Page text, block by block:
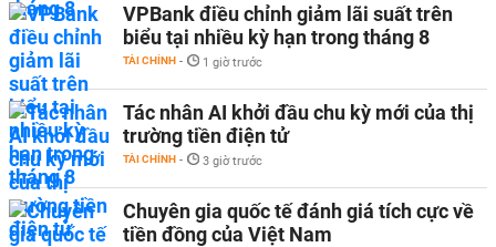
VPBank điều chỉnh giảm lãi suất trên
biểu tại nhiều kỳ hạn trong tháng 8
TÀI CHÍNH - 1 giờ trước
Tác nhân AI khởi đầu chu kỳ mới của thị
trường tiền điện tử
TÀI CHÍNH - 3 giờ trước
Chuyên gia quốc tế đánh giá tích cực về
tiền đồng của Việt Nam